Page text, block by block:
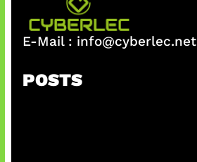
E-Mail : info@cyberlec.net
POSTS